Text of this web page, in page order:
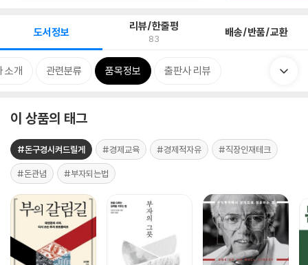
도서정보 리뷰/한줄평
83 배송/반품/교환
소개 관련분류 품목정보 출판사 리뷰
이 상품의 태그
#돈구경시켜드릴게 #경제교육 #경제적자유 #직장인재테크
#돈관념 #부자되는법